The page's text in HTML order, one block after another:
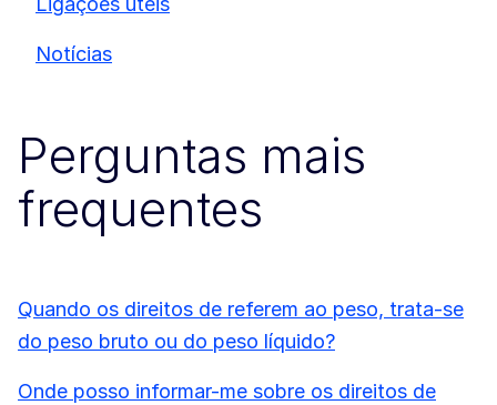
Notícias
Perguntas mais
frequentes
Quando os direitos de referem ao peso, trata-se
do peso bruto ou do peso líquido?
Onde posso informar-me sobre os direitos de